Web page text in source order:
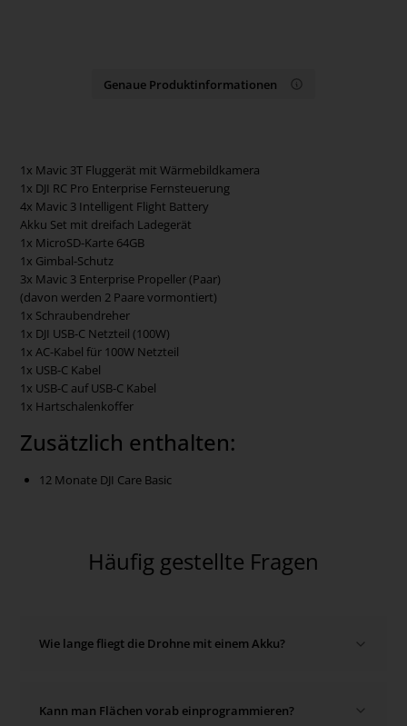
Genaue Produktinformationen
1x Mavic 3T Fluggerät mit Wärmebildkamera
1x DJI RC Pro Enterprise Fernsteuerung
4x Mavic 3 Intelligent Flight Battery
Akku Set mit dreifach Ladegerät
1x MicroSD-Karte 64GB
1x Gimbal-Schutz
3x Mavic 3 Enterprise Propeller (Paar)
(davon werden 2 Paare vormontiert)
1x Schraubendreher
1x DJI USB-C Netzteil (100W)
1x AC-Kabel für 100W Netzteil
1x USB-C Kabel
1x USB-C auf USB-C Kabel
1x Hartschalenkoffer
Zusätzlich enthalten:
12 Monate DJI Care Basic
Häufig gestellte Fragen
Wie lange fliegt die Drohne mit einem Akku?
Das Set enthält 4 Akkus, sodass man auf 3 Stunden Flugzeit
Kann man Flächen vorab einprogrammieren?